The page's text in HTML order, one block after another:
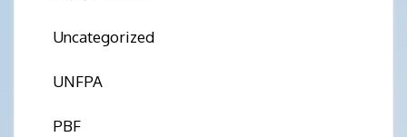
Uncategorized
UNFPA
PBF